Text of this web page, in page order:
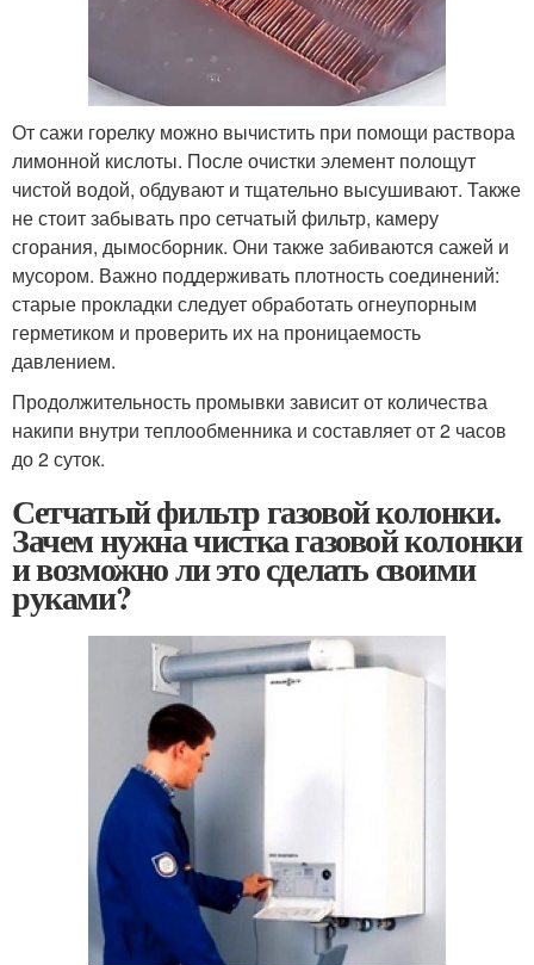
От сажи горелку можно вычистить при помощи раствора
лимонной кислоты. После очистки элемент полощут
чистой водой, обдувают и тщательно высушивают. Также
не стоит забывать про сетчатый фильтр, камеру
сгорания, дымосборник. Они также забиваются сажей и
мусором. Важно поддерживать плотность соединений:
старые прокладки следует обработать огнеупорным
герметиком и проверить их на проницаемость
давлением.
Продолжительность промывки зависит от количества
накипи внутри теплообменника и составляет от 2 часов
до 2 суток.
Сетчатый фильтр газовой колонки.
Зачем нужна чистка газовой колонки
и возможно ли это сделать своими
руками?